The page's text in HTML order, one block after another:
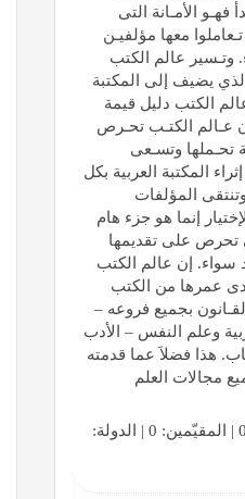
فهـو الأمـانة التى
معها مؤلفيـن
وتـسير عالم الكتب
يضيف إلى المكتبة
الكتب دليل قيمة
عـالم الكتـب تحـرص
تحـملها وتسـعى
المكتبة العربية بكل
المؤلفات
إنما هو جزء هام
تحرص على تقديمها
سواء. إن عالم الكتب
عمرها من الكتب
بجميع فروعه –
وعلم النفس – الأدب
هذا فضلاَ عما قدمته
مجالات العلم